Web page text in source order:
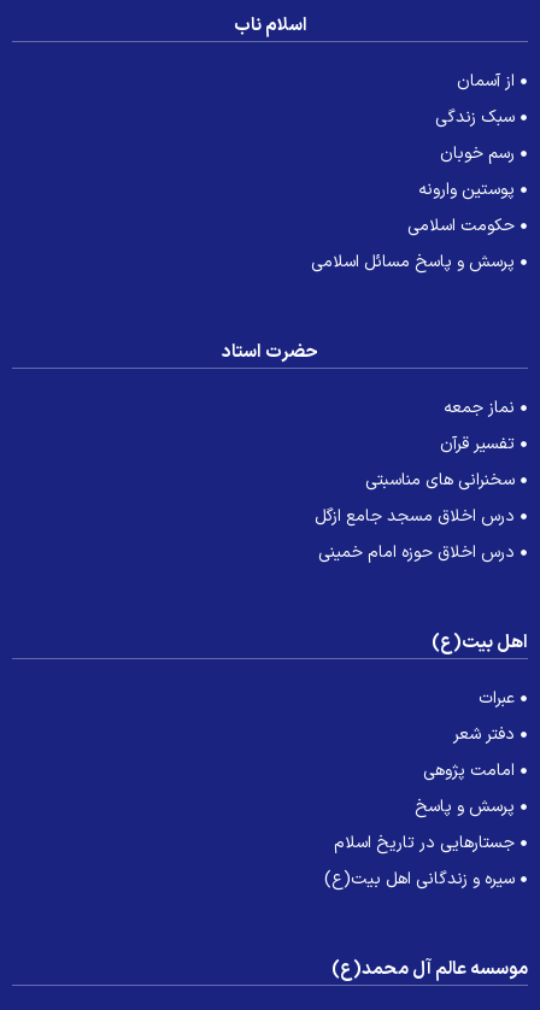
اسلام ناب
از آسمان
سبک زندگی
رسم خوبان
پوستین وارونه
حکومت اسلامی
پرسش و پاسخ مسائل اسلامی
حضرت استاد
نماز جمعه
تفسیر قرآن
سخنرانی های مناسبتی
درس اخلاق مسجد جامع ازگل
درس اخلاق حوزه امام خمینی
بیت(ع)
عبرات
دفتر شعر
امامت پژوهی
پرسش و پاسخ
جستارهایی در تاریخ اسلام
سیره و زندگانی اهل بیت(ع)
عالم آل محمد(ع)